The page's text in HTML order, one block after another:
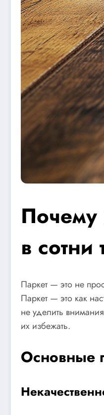
Почему
в сотни
Паркет — это не
Паркет — это как
не уделить
их избежать.
Основные